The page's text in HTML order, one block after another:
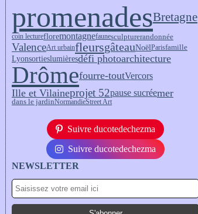
promenadesBretagne
coin lecturefloremontagnefaunesculpturerandonnée
ValenceArt urbainfleursgâteauNoëlParisfamille
Lyonsortieslumièresdéfi photoarchitecture
Drômefourre-toutVercors
Ille et Vilaineprojet 52pause sucréemer
dans le jardinNormandieStreet Art
Suivre ducotedechezma
Suivre ducotedechezma
NEWSLETTER